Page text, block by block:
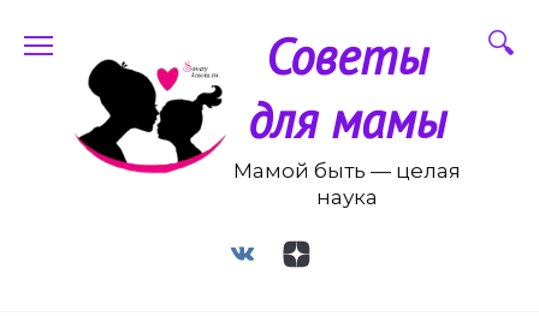
содержанию
Советы
для мамы
Мамой быть — целая
наука